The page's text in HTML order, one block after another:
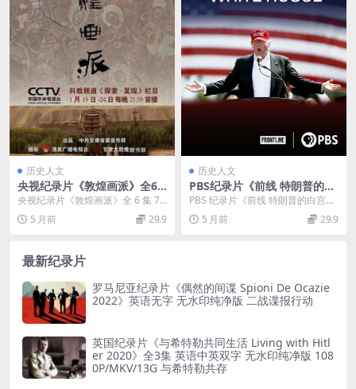
历史人文
央视纪录片《敦煌画派》全6
集 国语中字 720P高清 敦煌纪
央视纪录片《敦煌画派》全 6 集 72
0P 高清深度解析 央视出品的 6 集
纪录...5 月前 29.9
历史人文
PBS纪录片《前线 特朗普的白
宫之路 Trump’s Road to the
White House 2017》英语中
字 720P高清 特朗普纪录片下
PBS 纪录片《前线 特朗普的白宫之
路》720P 高清深度解析 PBS《前
线》栏...
5 月前 29.9
最新纪录片
罗马尼亚纪录片《偶然的间谍 Spioni De Ocazie
2022》英语无字 无水印纯净版 二战谍报行动
英国纪录片《与希特勒共同生活 Living with Hitl
er 2020》全3集 英语中英双字 无水印纯净版 108
0P/MKV/13G 与希特勒共存